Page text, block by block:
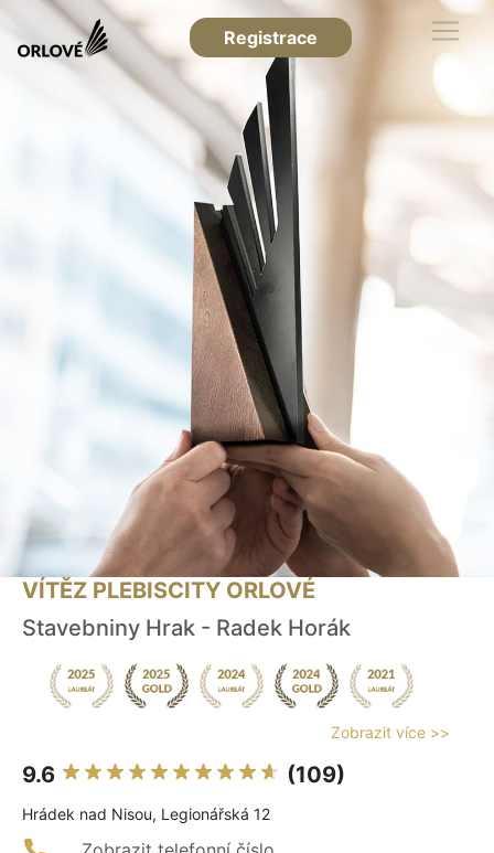
Registrace
VÍTĚZ PLEBISCITY ORLOVÉ
Stavebniny Hrak - Radek Horák
Zobrazit více >>
9.6 (109)
Hrádek nad Nisou, Legionářská 12